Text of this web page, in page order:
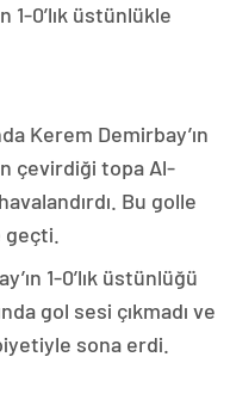
0’lık üstünlükle
Kerem Demirbay’ın
çevirdiği topa Al-
Bu golle
geçti.
1-0’lık üstünlüğü
gol sesi çıkmadı ve
sona erdi.